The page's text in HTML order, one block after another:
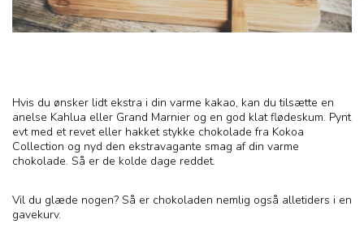
Hvis du ønsker lidt ekstra i din varme kakao, kan du tilsætte en
anelse Kahlua eller Grand Marnier og en god klat flødeskum. Pynt
evt med et revet eller hakket stykke chokolade fra Kokoa
Collection og nyd den ekstravagante smag af din varme
chokolade. Så er de kolde dage reddet.
Vil du glæde nogen? Så er chokoladen nemlig også alletiders i en
gavekurv.